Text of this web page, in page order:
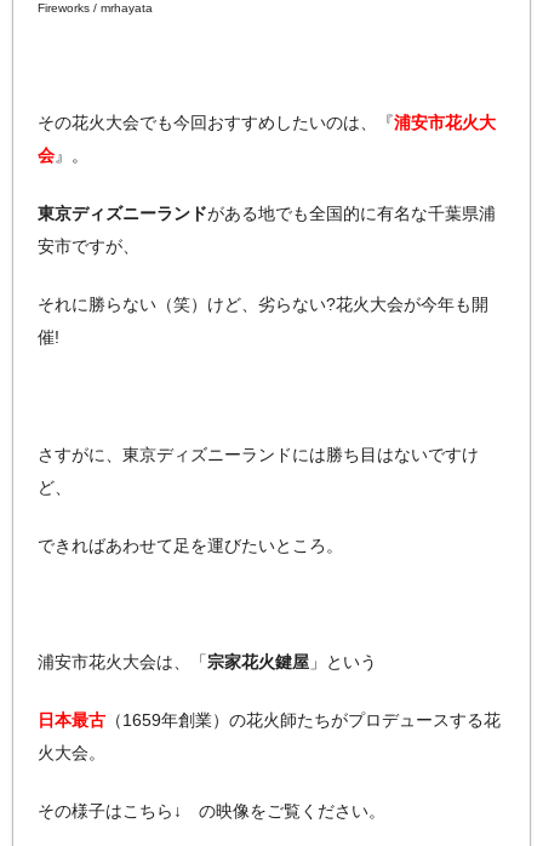
Fireworks / mrhayata
その花火大会でも今回おすすめしたいのは、『浦安市花火大
会』。
東京ディズニーランドがある地でも全国的に有名な千葉県浦
安市ですが、
それに勝らない（笑）けど、劣らない?花火大会が今年も開
催!
さすがに、東京ディズニーランドには勝ち目はないですけ
ど、
できればあわせて足を運びたいところ。
浦安市花火大会は、「宗家花火鍵屋 」という
日本最古 （1659年創業）の花火師たちがプロデュースする花
火大会。
その様子はこちら↓ の映像をご覧ください。